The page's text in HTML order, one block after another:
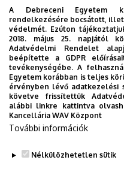
9 óra - közös kezdés
10 óra - próbák-
13 óra - ebéd
14 óra - próbák-
16 óra - közös koncert
További részletek.
Last update: 2026. 01. 22. 12:07
A Debreceni Egyetem
rendelkezésére bocsátott,
védelmét. Ezúton
2018. május 25. napjától
Adatvédelmi Rendelet
beépítette a GDPR
tevékenységébe. A
Egyetem korábban is teljes
érvényben lévő adatkezelési
követve frissítettük
alábbi linkre kattintva
Kancellária WAV Központ
További információk
Nélkülözhetetlen sütik